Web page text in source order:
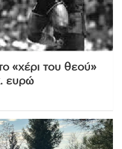
«χέρι του θεού»
ευρώ